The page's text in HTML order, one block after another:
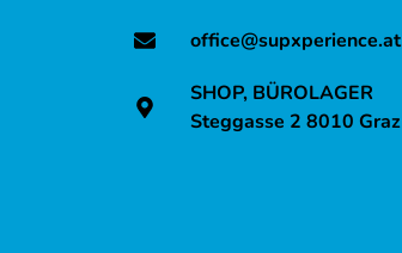
office@supxperience.at
SHOP, BÜROLAGER
Steggasse 2 8010 Graz